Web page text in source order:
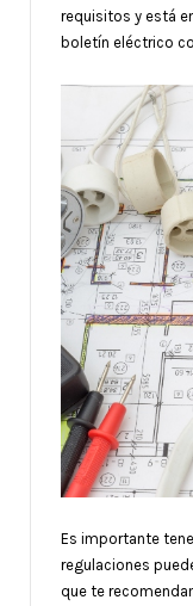
requisitos y está
boletín eléctrico
Es importante
regulaciones
que te